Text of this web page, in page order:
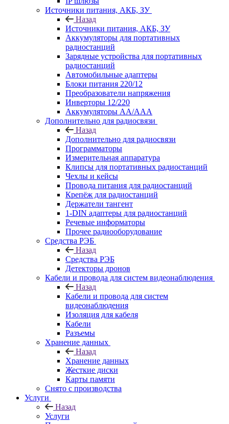
Источники питания, АКБ, ЗУ
Назад
Источники питания, АКБ, ЗУ
Аккумуляторы для портативных
радиостанций
Зарядные устройства для портативных
радиостанций
Автомобильные адаптеры
Блоки питания 220/12
Преобразователи напряжения
Инверторы 12/220
Аккумуляторы АА/ААА
Дополнительно для радиосвязи
Назад
Дополнительно для радиосвязи
Программаторы
Измерительная аппаратура
Клипсы для портативных радиостанций
Чехлы и кейсы
Провода питания для радиостанций
Крепёж для радиостанций
Держатели тангент
1-DIN адаптеры для радиостанций
Речевые информаторы
Прочее радиооборудование
Средства РЭБ
Назад
Средства РЭБ
Детекторы дронов
Кабели и провода для систем видеонаблюдения
Назад
Кабели и провода для систем
видеонаблюдения
Изоляция для кабеля
Кабели
Разъемы
Хранение данных
Назад
Хранение данных
Жесткие диски
Карты памяти
Снято с производства
Услуги
Назад
Услуги